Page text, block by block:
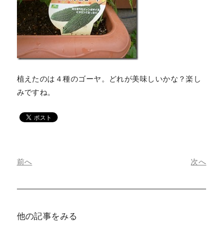
植えたのは４種のゴーヤ。どれが美味しいかな？楽し
みですね。
前へ 次へ
他の記事をみる